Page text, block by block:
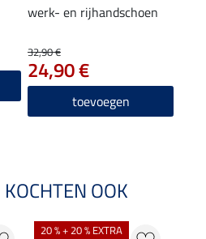
werk- en rijhandschoen
32,90 €
24,90 €
toevoegen
OOK
20 % + 20 % EXTRA